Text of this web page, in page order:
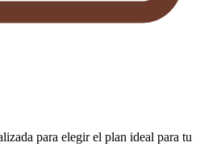
para elegir el plan ideal para tu